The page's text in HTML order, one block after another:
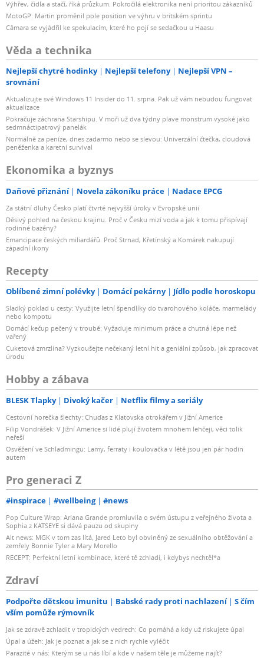
Výhřev, čidla a stačí, říká průzkum. Pokročilá elektronika není prioritou zákazníků
MotoGP: Martin proměnil pole position ve výhru v britském sprintu
Câmara se vyjádřil ke spekulacím, které ho pojí se sedačkou u Haasu
Věda a technika
Nejlepší chytré hodinky Nejlepší telefony
Nejlepší VPN –
srovnání
Aktualizujte své Windows 11 Insider do 11. srpna. Pak už vám nebudou fungovat
aktualizace
Pokračuje záchrana Starshipu. V moři už dva týdny plave monstrum vysoké jako
sedmnáctipatrový panelák
Normálně za peníze, dnes zadarmo nebo se slevou: Univerzální čtečka, cloudová
peněženka a karetní survival
Ekonomika a byznys
Daňové přiznání Novela zákoníku práce Nadace EPCG
Za státní dluhy Česko platí čtvrté nejvyšší úroky v Evropské unii
Děsivý pohled na českou krajinu. Proč v Česku mizí voda a jak k tomu přispívají
rodinné bazény?
Emancipace českých miliardářů. Proč Strnad, Křetínský a Komárek nakupují
západní ikony
Recepty
Oblíbené zimní polévky Domácí pekárny Jídlo podle horoskopu
Sladký poklad u cesty: Využijte letní špendlíky do tvarohového koláče, marmelády
nebo kompotu
Domácí kečup pečený v troubě: Vyžaduje minimum práce a chutná lépe než
vařený
Cuketová zmrzlina? Vyzkoušejte nečekaný letní hit a geniální způsob, jak zpracovat
úrodu
Hobby a zábava
BLESK Tlapky Divoký kačer Netflix filmy a seriály
Cestovní horečka šlechty: Chuďas z Klatovska otrokářem v Jižní Americe
Filip Vondrášek: V Jižní Americe si lidé plují životem mnohem lehčeji, věci tolik
neřeší
Osvěžení ve Schladmingu: Lamy, ferraty i koulovačka v létě jsou jen pár hodin
autem
Pro generaci Z
#inspirace #wellbeing #news
Pop Culture Wrap: Ariana Grande promluvila o svém ústupu z veřejného života a
Sophia z KATSEYE si dává pauzu od skupiny
Alt news: MGK v tom zas lítá, Jared Leto byl obviněný ze sexuálního obtěžování a
zemřely Bonnie Tyler a Mary Morello
RECEPT: Perfektní letní kombinace, které tě zchladí, i kdybys nechtěl*a
Zdraví
Podpořte dětskou imunitu Babské rady proti nachlazení
S čím
vším pomůže rýmovník
Jak se zdravě zchladit v tropických vedrech: Co pomáhá a kdy už riskujete úpal
Úpal a úžeh: Jak je poznat a jak se z nich rychle vyléčit
Parazité v nás: Kterým se u nás líbí a kde v našem těle je můžeme najít?